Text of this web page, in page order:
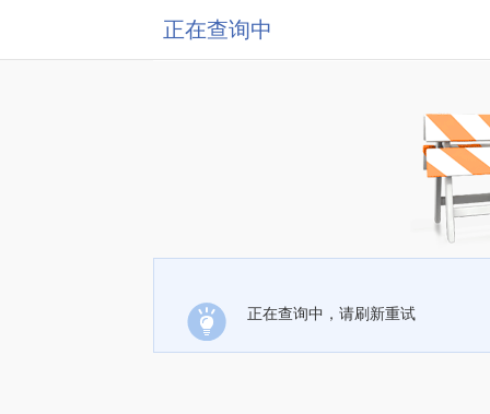
正在查询中
正在查询中，请刷新重试